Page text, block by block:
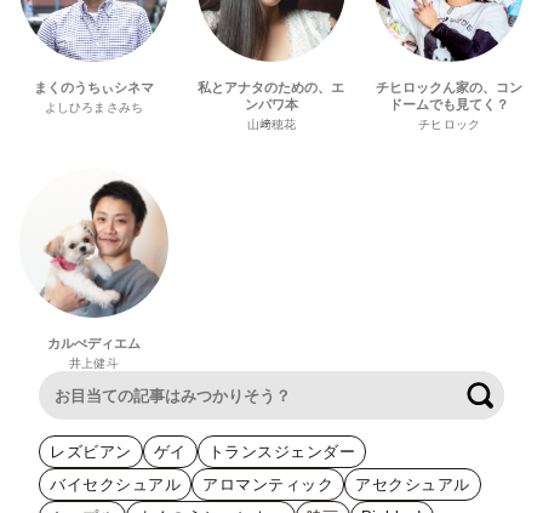
まくのうちぃシネマ
よしひろまさみち
私とアナタのための、エ
ンパワ本
山﨑穂花
チヒロックん家の、コン
ドームでも見てく？
チヒロック
カルぺディエム
井上健斗
レズビアン ゲイ
トランスジェンダー
バイセクシュアル
アロマンティック
アセクシュアル